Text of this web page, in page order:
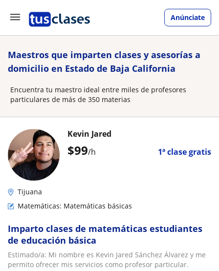
Anúnciate
Maestros que imparten clases y asesorías a
domicilio en Estado de Baja California
Encuentra tu maestro ideal entre miles de profesores
particulares de más de 350 materias
$99/h 1ª clase gratis
Kevin Jared
Tijuana
Matemáticas: Matemáticas básicas
Imparto clases de matemáticas estudiantes
de educación básica
Estimado/a: Mi nombre es Kevin Jared Sánchez Álvarez y me
permito ofrecer mis servicios como profesor particular.